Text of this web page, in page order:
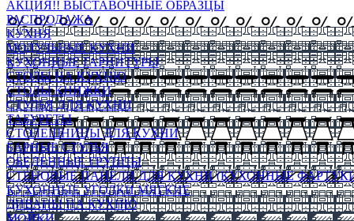
АКЦИЯ!! ВЫСТАВОЧНЫЕ ОБРАЗЦЫ
РАСПРОДАЖА
КУХНЯ
МОДУЛЬНЫЕ КУХНИ
КУХОННЫЕ ГАРНИТУРЫ
СТОЛЫ НА КУХНЮ
СТОЛЫ КНИЖКИ
СТУЛЬЯ ДЛЯ КУХНИ
ТАБУРЕТЫ
СТОЛЕШНИЦЫ ДЛЯ КУХНИ
БАРНЫЕ СТУЛЬЯ
ОБЕДЕННЫЕ ГРУППЫ
СТЕНОВЫЕ ПАНЕЛИ ДЛЯ КУХНИ (КУХОННЫЕ
КУХОННЫЕ УГОЛКИ МЯГКИЕ
ДИВАНЫ НА КУХНЮ